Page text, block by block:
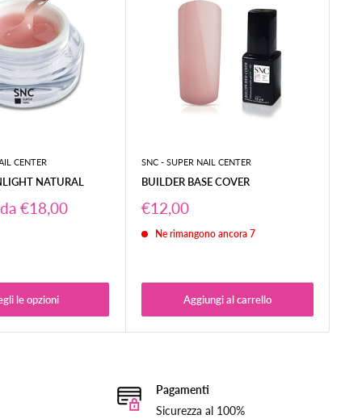
CENTER
NATURAL
€18,00
le opzioni
SNC - SUPER NAIL CENTER
BUILDER BASE COVER
Prezzo
scontato
€12,00
Ne rimangono ancora 7
Aggiungi al carrello
Pagamenti
Sicurezza al 100%